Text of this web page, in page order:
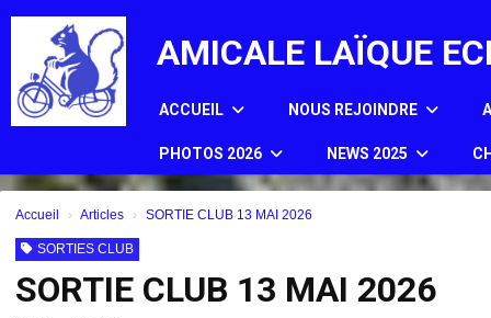
AMICALE LAÏQUE
ACCUEIL NOUS REJOINDRE
PHOTOS 2026 NEWS 2025
Accueil Articles SORTIE CLUB 13 MAI 2026
SORTIES CLUB
SORTIE CLUB 13 MAI 2026